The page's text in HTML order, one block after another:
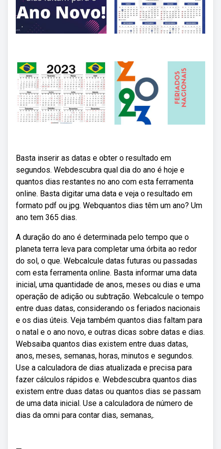
Basta inserir as datas e obter o resultado em
segundos. Webdescubra qual dia do ano é hoje e
quantos dias restantes no ano com esta ferramenta
online. Basta digitar uma data e veja o resultado em
formato pdf ou jpg. Webquantos dias têm um ano? Um
ano tem 365 dias.
A duração do ano é determinada pelo tempo que o
planeta terra leva para completar uma órbita ao redor
do sol, o que. Webcalcule datas futuras ou passadas
com esta ferramenta online. Basta informar uma data
inicial, uma quantidade de anos, meses ou dias e uma
operação de adição ou subtração. Webcalcule o tempo
entre duas datas, considerando os feriados nacionais
e os dias úteis. Veja também quantos dias faltam para
o natal e o ano novo, e outras dicas sobre datas e dias.
Websaiba quantos dias existem entre duas datas,
anos, meses, semanas, horas, minutos e segundos.
Use a calculadora de dias atualizada e precisa para
fazer cálculos rápidos e. Webdescubra quantos dias
existem entre duas datas ou quantos dias se passam
de uma data inicial. Use a calculadora de número de
dias da omni para contar dias, semanas,.